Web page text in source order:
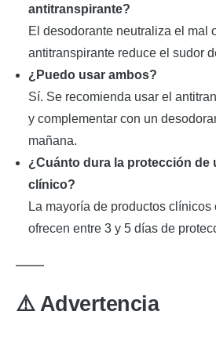
antitranspirante?
El desodorante neutraliza el mal
antitranspirante reduce el sudor
¿Puedo usar ambos?
Sí. Se recomienda usar el
y complementar con un
mañana.
¿Cuánto dura la protección de
clínico?
La mayoría de productos clínicos
ofrecen entre 3 y 5 días de
⚠️ Advertencia